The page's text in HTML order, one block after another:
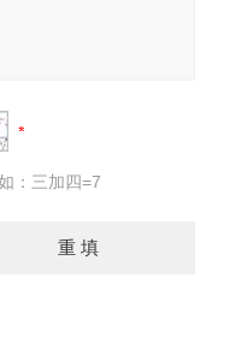
：三加四=7